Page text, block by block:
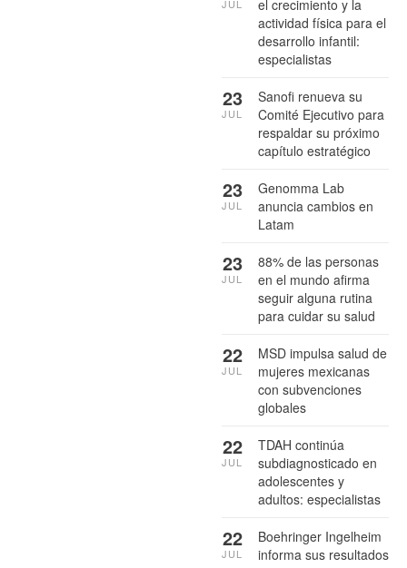
el crecimiento y la
actividad física para el
desarrollo infantil:
especialistas
JUL
Sanofi renueva su
Comité Ejecutivo para
respaldar su próximo
capítulo estratégico
23
JUL
Genomma Lab
anuncia cambios en
Latam
23
JUL
88% de las personas
en el mundo afirma
seguir alguna rutina
para cuidar su salud
23
JUL
MSD impulsa salud de
mujeres mexicanas
con subvenciones
globales
22
JUL
TDAH continúa
subdiagnosticado en
adolescentes y
adultos: especialistas
22
JUL
Boehringer Ingelheim
informa sus resultados
22
JUL